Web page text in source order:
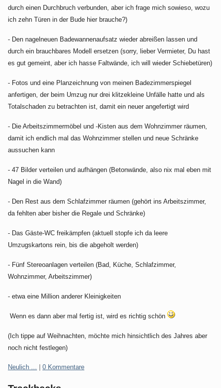
durch einen Durchbruch verbunden, aber ich frage mich sowieso, wozu
ich zehn Türen in der Bude hier brauche?)
- Den nagelneuen Badewannenaufsatz wieder abreißen lassen und
durch ein brauchbares Modell ersetzen (sorry, lieber Vermieter, Du hast
es gut gemeint, aber ich hasse Faltwände, ich will wieder Schiebetüren)
- Fotos und eine Planzeichnung von meinen Badezimmerspiegel
anfertigen, der beim Umzug nur drei klitzekleine Unfälle hatte und als
Totalschaden zu betrachten ist, damit ein neuer angefertigt wird
- Die Arbeitszimmermöbel und -Kisten aus dem Wohnzimmer räumen,
damit ich endlich mal das Wohnzimmer stellen und neue Schränke
aussuchen kann
- 47 Bilder verteilen und aufhängen (Betonwände, also nix mal eben mit
Nagel in die Wand)
- Den Rest aus dem Schlafzimmer räumen (gehört ins Arbeitszimmer,
da fehlten aber bisher die Regale und Schränke)
- Das Gäste-WC freikämpfen (aktuell stopfe ich da leere
Umzugskartons rein, bis die abgeholt werden)
- Fünf Stereoanlagen verteilen (Bad, Küche, Schlafzimmer,
Wohnzimmer, Arbeitszimmer)
- etwa eine Million anderer Kleinigkeiten
Wenn es dann aber mal fertig ist, wird es richtig schön
(Ich tippe auf Weihnachten, möchte mich hinsichtlich des Jahres aber
noch nicht festlegen)
Kategorien:
Neulich ... 0 Kommentare